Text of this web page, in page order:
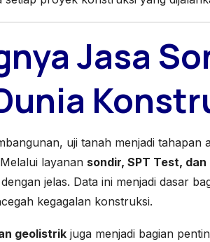
Jasa
uji tanah menjadi tahapan
layanan sondir, SPT Test, dan
jelas. Data ini menjadi dasar
kegagalan konstruksi.
geolistrik juga menjadi bagian